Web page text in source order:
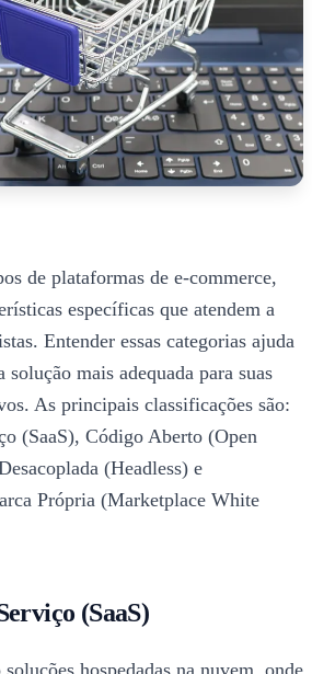
de plataformas de e-commerce,
específicas que atendem a
Entender essas categorias ajuda
mais adequada para suas
As principais classificações são:
(SaaS), Código Aberto (Open
(Headless) e
Própria (Marketplace White
(SaaS)